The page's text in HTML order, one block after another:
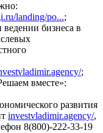
landing/po...;
бизнеса в
;
вместе»:
развития
investvladimir.agency/,
8(800)-222-33-19